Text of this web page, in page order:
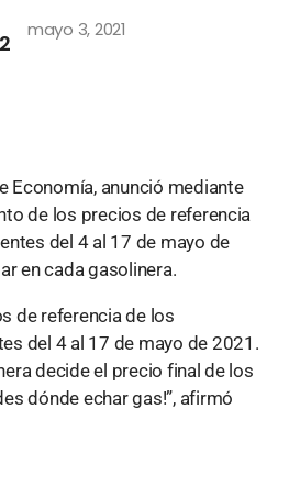
mayo 3, 2021
Economía, anunció mediante
de los precios de referencia
del 4 al 17 de mayo de
en cada gasolinera.
de referencia de los
del 4 al 17 de mayo de 2021.
decide el precio final de los
dónde echar gas!”, afirmó